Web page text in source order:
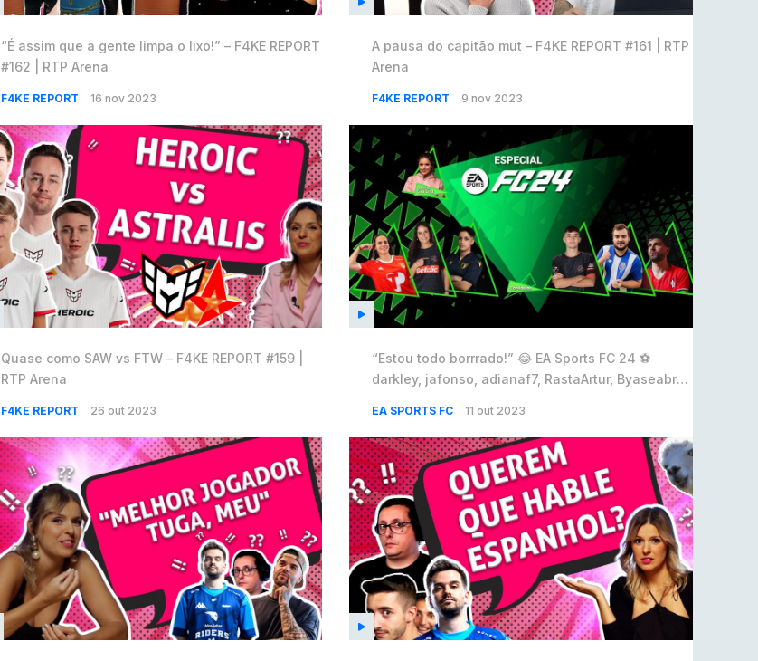
“É assim que a gente limpa o lixo!” – F4KE REPORT
#162 | RTP Arena
F4KE REPORT 16 nov 2023
A pausa do capitão mut – F4KE REPORT #161 | RTP
Arena
F4KE REPORT 9 nov 2023
Quase como SAW vs FTW – F4KE REPORT #159 |
RTP Arena
F4KE REPORT 26 out 2023
“Estou todo borrrado!” 😂 EA Sports FC 24 ⚽
darkley, jafonso, adianaf7, RastaArtur, Byaseabra
EA SPORTS FC 11 out 2023